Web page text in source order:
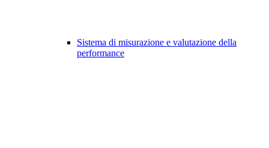
Sistema di misurazione e valutazione della
performance